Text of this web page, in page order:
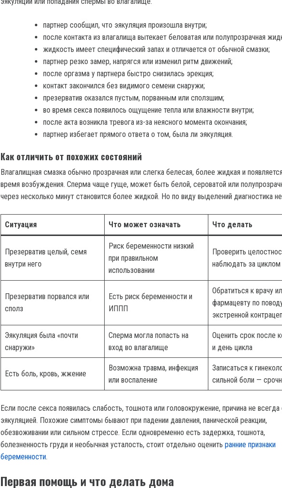
партнер сообщил, что эякуляция произошла внутри;
после контакта из влагалища вытекает беловатая или полупрозрачная
жидкость имеет специфический запах и отличается от обычной смазки;
партнер резко замер, напрягся или изменил ритм движений;
после оргазма у партнера быстро снизилась эрекция;
контакт закончился без видимого семени снаружи;
презерватив оказался пустым, порванным или сползшим;
во время секса появилось ощущение тепла или влажности внутри;
после акта возникла тревога из-за неясного момента окончания;
партнер избегает прямого ответа о том, была ли эякуляция.
Как отличить от похожих состояний
Влагалищная смазка обычно прозрачная или слегка белесая, более жидкая и
время возбуждения. Сперма чаще гуще, может быть белой, сероватой или
через несколько минут становится более жидкой. Но по виду выделений диагностика
Ситуация Что может означать Что делать
Презерватив целый, семя
внутри него
Риск беременности низкий
при правильном
использовании
Проверить
наблюдать за циклом
Презерватив порвался или
сполз
Есть риск беременности и
ИППП
Обратиться к врачу
фармацевту по
экстренной
Эякуляция была «почти
снаружи»
Сперма могла попасть на
вход во влагалище
Оценить срок после
и день цикла
Есть боль, кровь, жжение
Возможна травма, инфекция
или воспаление
Записаться к
сильной боли —
Если после секса появилась слабость, тошнота или головокружение, причина не всегда
эякуляцией. Похожие симптомы бывают при падении давления, панической реакции,
обезвоживании или сильном стрессе. Если одновременно есть задержка, тошнота,
болезненность груди и необычная усталость, стоит отдельно оценить ранние признаки
беременности.
Первая помощь и что делать дома